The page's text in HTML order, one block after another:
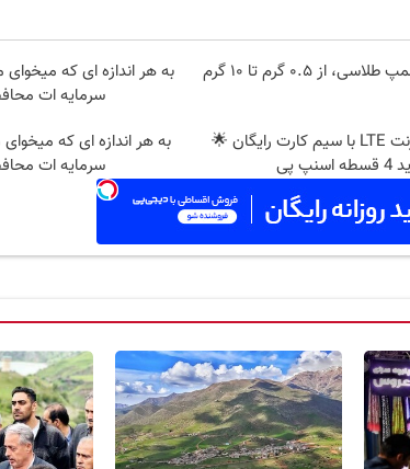
از ۰.۵ گرم تا ۱۰ گرم
به هر اندازه ای که میخوای
سرمایه ات
جشنواره اینترنت LTE با سیم کارت رایگان 🌟
پی
به هر اندازه ای که
سرمایه ات